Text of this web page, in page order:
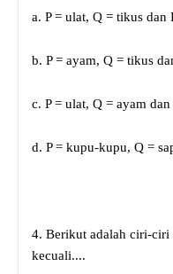
a. P = ulat, Q = tikus dan
b. P = ayam, Q = tikus
c. P = ulat, Q = ayam
d. P = kupu-kupu, Q =
4. Berikut adalah ciri-ciri
kecuali....